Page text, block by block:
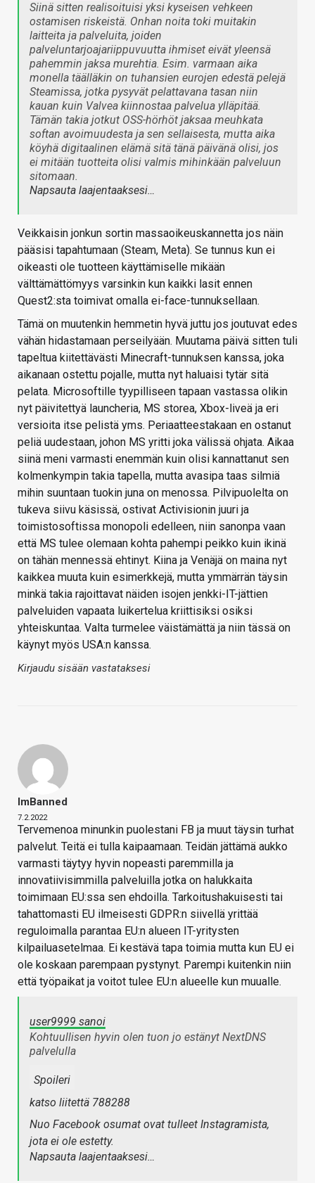
Siinä sitten realisoituisi yksi kyseisen vehkeen
ostamisen riskeistä. Onhan noita toki muitakin
laitteita ja palveluita, joiden
palveluntarjoajariippuvuutta ihmiset eivät yleensä
pahemmin jaksa murehtia. Esim. varmaan aika
monella täälläkin on tuhansien eurojen edestä pelejä
Steamissa, jotka pysyvät pelattavana tasan niin
kauan kuin Valvea kiinnostaa palvelua ylläpitää.
Tämän takia jotkut OSS-hörhöt jaksaa meuhkata
softan avoimuudesta ja sen sellaisesta, mutta aika
köyhä digitaalinen elämä sitä tänä päivänä olisi, jos
ei mitään tuotteita olisi valmis mihinkään palveluun
sitomaan.
Napsauta laajentaaksesi…
Veikkaisin jonkun sortin massaoikeuskannetta jos näin
pääsisi tapahtumaan (Steam, Meta). Se tunnus kun ei
oikeasti ole tuotteen käyttämiselle mikään
välttämättömyys varsinkin kun kaikki lasit ennen
Quest2:sta toimivat omalla ei-face-tunnuksellaan.
Tämä on muutenkin hemmetin hyvä juttu jos joutuvat edes
vähän hidastamaan perseilyään. Muutama päivä sitten tuli
tapeltua kiitettävästi Minecraft-tunnuksen kanssa, joka
aikanaan ostettu pojalle, mutta nyt haluaisi tytär sitä
pelata. Microsoftille tyypilliseen tapaan vastassa olikin
nyt päivitettyä launcheria, MS storea, Xbox-liveä ja eri
versioita itse pelistä yms. Periaatteestakaan en ostanut
peliä uudestaan, johon MS yritti joka välissä ohjata. Aikaa
siinä meni varmasti enemmän kuin olisi kannattanut sen
kolmenkympin takia tapella, mutta avasipa taas silmiä
mihin suuntaan tuokin juna on menossa. Pilvipuolelta on
tukeva siivu käsissä, ostivat Activisionin juuri ja
toimistosoftissa monopoli edelleen, niin sanonpa vaan
että MS tulee olemaan kohta pahempi peikko kuin ikinä
on tähän mennessä ehtinyt. Kiina ja Venäjä on maina nyt
kaikkea muuta kuin esimerkkejä, mutta ymmärrän täysin
minkä takia rajoittavat näiden isojen jenkki-IT-jättien
palveluiden vapaata luikertelua kriittisiksi osiksi
yhteiskuntaa. Valta turmelee väistämättä ja niin tässä on
käynyt myös USA:n kanssa.
Kirjaudu sisään vastataksesi
ImBanned
7.2.2022
Tervemenoa minunkin puolestani FB ja muut täysin turhat
palvelut. Teitä ei tulla kaipaamaan. Teidän jättämä aukko
varmasti täytyy hyvin nopeasti paremmilla ja
innovatiivisimmilla palveluilla jotka on halukkaita
toimimaan EU:ssa sen ehdoilla. Tarkoitushakuisesti tai
tahattomasti EU ilmeisesti GDPR:n siivellä yrittää
reguloimalla parantaa EU:n alueen IT-yritysten
kilpailuasetelmaa. Ei kestävä tapa toimia mutta kun EU ei
ole koskaan parempaan pystynyt. Parempi kuitenkin niin
että työpaikat ja voitot tulee EU:n alueelle kun muualle.
user9999 sanoi
Kohtuullisen hyvin olen tuon jo estänyt NextDNS
palvelulla
Spoileri
katso liitettä 788288
Nuo Facebook osumat ovat tulleet Instagramista,
jota ei ole estetty.
Napsauta laajentaaksesi…